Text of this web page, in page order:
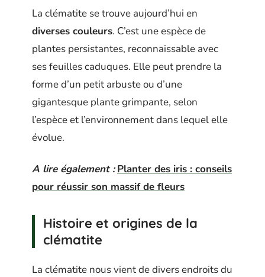
La clématite se trouve aujourd’hui en
diverses couleurs. C’est une espèce de
plantes persistantes, reconnaissable avec
ses feuilles caduques. Elle peut prendre la
forme d’un petit arbuste ou d’une
gigantesque plante grimpante, selon
l’espèce et l’environnement dans lequel elle
évolue.
A lire également : Planter des iris : conseils
pour réussir son massif de fleurs
Histoire et origines de la
clématite
La clématite nous vient de divers endroits du